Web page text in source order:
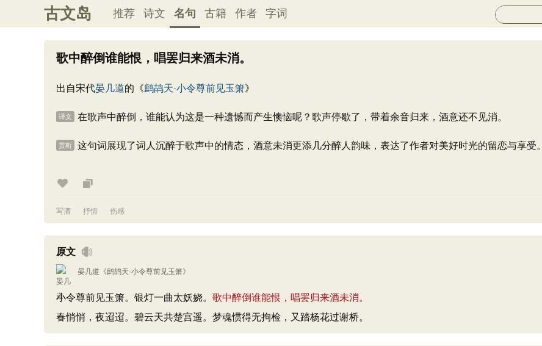
古文岛 推荐 诗文 名句 古籍 作者 字词
歌中醉倒谁能恨，唱罢归来酒未消。
出自宋代晏几道的《鹧鸪天·小令尊前见玉箫》
译文 在歌声中醉倒，谁能认为这是一种遗憾而产生懊恼呢？歌声停歇了，带着余音归来，酒意还不见消。
赏析 这句词展现了词人沉醉于歌声中的情态，酒意未消更添几分醉人韵味，表达了作者对美好时光的留恋与享受。
写酒 抒情 伤感
原文
晏几道 《鹧鸪天·小令尊前见玉箫》
小令尊前见玉箫。银灯一曲太妖娆。 歌中醉倒谁能恨，唱罢归来酒未消。
春悄悄，夜迢迢。碧云天共楚宫遥。梦魂惯得无拘检，又踏杨花过谢桥。